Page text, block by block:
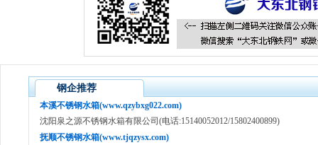
钢企推荐
本溪不锈钢水箱(www.qzybxg022.com)
沈阳泉之源不锈钢水箱有限公司(电话:15140052012/15802400899)
抚顺不锈钢水箱(www.tjqzysx.com)